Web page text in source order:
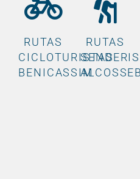
RUTAS
CICLOTURISTAS
BENICASSIM
RUTAS